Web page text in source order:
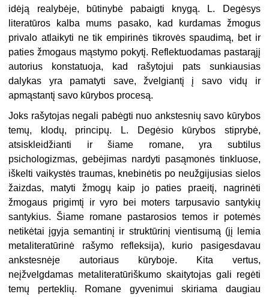
idėją realybėje, būtinybė pabaigti knygą. L. Degėsys
literatūros kalba mums pasako, kad kurdamas žmogus
privalo atlaikyti ne tik empirinės tikrovės spaudimą, bet ir
paties žmogaus mąstymo pokytį. Reflektuodamas pastarąjį
autorius konstatuoja, kad rašytojui pats sunkiausias
dalykas yra pamatyti save, žvelgiantį į savo vidų ir
apmąstantį savo kūrybos procesą.
Joks rašytojas negali pabėgti nuo ankstesnių savo kūrybos
temų, klodų, principų. L. Degėsio kūrybos stiprybė,
atsiskleidžianti ir šiame romane, yra subtilus
psichologizmas, gebėjimas nardyti pasąmonės tinkluose,
iškelti vaikystės traumas, knebinėtis po neužgijusias sielos
žaizdas, matyti žmogų kaip jo paties praeitį, nagrinėti
žmogaus prigimtį ir vyro bei moters tarpusavio santykių
santykius. Šiame romane pastarosios temos ir potemės
netikėtai įgyja semantinį ir struktūrinį vientisumą (jį lemia
metaliteratūrinė rašymo refleksija), kurio pasigesdavau
ankstesnėje autoriaus kūryboje. Kita vertus,
neįžvelgdamas metaliteratūriškumo skaitytojas gali regėti
temų perteklių. Romane gyvenimui skiriama daugiau